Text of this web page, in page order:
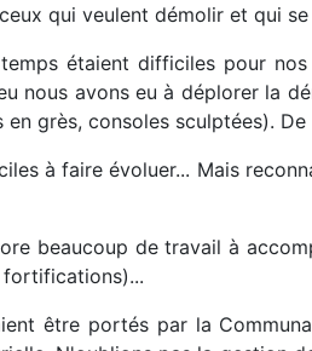
qui veulent démolir et qui
étaient difficiles pour
nous avons eu à déplorer la
en grès, consoles sculptées).
à faire évoluer... Mais
beaucoup de travail à
être portés par la